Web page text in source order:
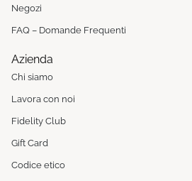
Negozi
FAQ – Domande Frequenti
Azienda
Chi siamo
Lavora con noi
Fidelity Club
Gift Card
Codice etico